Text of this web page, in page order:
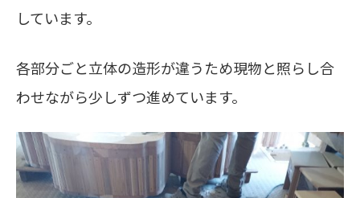
しています。
各部分ごと立体の造形が違うため現物と照らし合
わせながら少しずつ進めています。